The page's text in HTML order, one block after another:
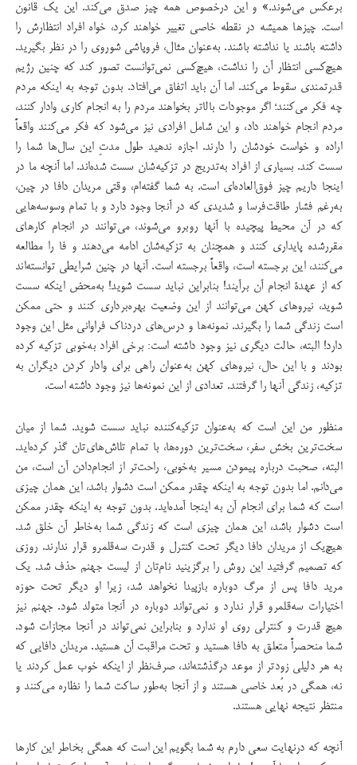
برعکس می‌شوند.» و این درخصوص همه چیز صدق می‌کند. این یک قانون
است. چیزها همیشه در نقطه خاصی تغییر خواهند کرد، خواه افراد انتظارش را
داشته باشند یا نداشته باشند. به‌عنوان مثال، فروپاشی شوروی را در نظر بگیرید.
هیچ‌کسی انتظار آن را نداشت، هیچ‌کسی نمی‌توانست تصور کند که چنین رژیم
قدرتمندی سقوط می‌کند. اما آن باید اتفاق می‌افتاد. بدون توجه به اینکه مردم
چه فکر می‌کنند؛ اگر موجودات بالاتر بخواهند مردم را به انجام کاری وادار کنند،
مردم انجام خواهند داد، و این شامل افرادی نیز می‌شود که فکر می‌کنند واقعاً
اراده و خواست خودشان را دارند. اجازه ندهید طول مدتِ این سال‌ها شما را
سست کند. بسیاری از افراد به‌تدریج در تزکیه‌شان سست ‌شده‌اند. اما آنچه ما در
اینجا داریم چیز فوق‌العاده‌ای است. به شما گفته‌ام، وقتی مریدان دافا در چین،
به‌رغم فشار طاقت‌فرسا و شدیدی که در آنجا وجود دارد و با تمام وسوسه‌هایی
که در آن محیط پیچیده با آنها روبرو می‌شوند، می‌توانند در انجام کارهای
مقررشده پایداری کنند و همچنان به تزکیه‌شان ادامه می‌دهند و فا را مطالعه
می‌کنند، این برجسته است، واقعاً برجسته است. آنها در چنین شرایطی توانسته‌اند
که از عهدۀ انجام آن برآیند! بنابراین نباید سست شوید! به‌محض اینکه سست
شوید، نیروهای کهن می‌توانند از این وضعیت بهره‌برداری کنند و حتی ممکن
است زندگی شما را بگیرند. نمونه‌ها و درس‌های دردناک فراوانی مثل این وجود
دارد! البته، حالت دیگری نیز وجود داشته است: برخی افراد به‌خوبی تزکیه کرده
بودند و با این حال، نیروهای کهن به‌عنوان راهی برای وادار کردن دیگران به
تزکیه، زندگی آنها را گرفتند. تعدادی از این نمونه‌ها نیز وجود داشته است.
منظور من این است که به‌عنوان تزکیه‌کننده نباید سست شوید. شما از میان
سخت‌ترین بخش سفر، سخت‌ترین دوره‌ها، با تمام تلاش‌های‌تان گذر کرده‌اید.
البته، صحبت درباره پیمودن مسیر به‌خوبی، راحت‌تر از انجام‌دادن آن است، من
می‌دانم. اما بدون توجه به اینکه چقدر ممکن است دشوار باشد، این همان چیزی
است که شما برای انجام آن به اینجا آمده‌اید. بدون توجه به اینکه چقدر ممکن
است دشوار باشد، این همان چیزی است که زندگی شما به‌خاطر آن خلق شد.
هیچ‌یک از مریدان دافا دیگر تحت کنترل و قدرت سه‌قلمرو قرار ندارند. روزی
که تصمیم گرفتید این روش را برگزینید نام‌تان از لیست جهنم حذف شد. یک
مرید دافا پس از مرگ دوباره بازپیدا نخواهد شد، زیرا او دیگر تحت حوزه
اختیارات سه‌قلمرو قرار ندارد و نمی‌تواند دوباره در آنجا متولد شود. جهنم نیز
هیچ قدرت و کنترلی روی او ندارد و بنابراین نمی‌تواند در آنجا مجازات شود.
شما منحصراً متعلق به دافا هستید و تحت مراقبت آن هستید. مریدان دافایی که
به هر دلیلی زودتر از موعد درگذشته‌اند، صرف‌نظر از اینكه خوب عمل كردند یا
نه، همگی در بُعد خاصی هستند و از آنجا به‌طور ساکت شما را نظاره می‌کنند و
منتظر نتیجه نهایی هستند.
آنچه که درنهایت سعی دارم به شما بگویم این است که همگی بخاطر این کارها